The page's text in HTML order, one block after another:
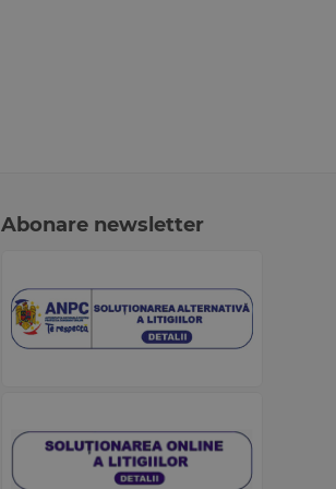
Abonare newsletter